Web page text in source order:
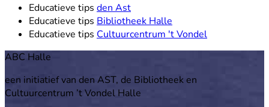
Educatieve tips den Ast
Educatieve tips Bibliotheek Halle
Educatieve tips Cultuurcentrum 't Vondel
Footer
ABC Halle
een initiatief van den AST, de Bibliotheek en
Cultuurcentrum ’t Vondel Halle